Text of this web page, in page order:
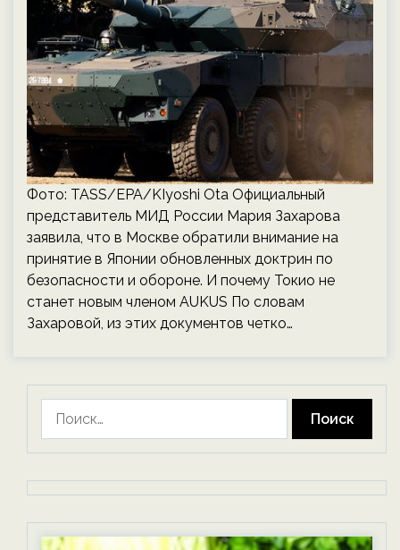
Фото: TASS/EPA/KIyoshi Ota Официальный
представитель МИД России Мария Захарова
заявила, что в Москве обратили внимание на
принятие в Японии обновленных доктрин по
безопасности и обороне. И почему Токио не
станет новым членом AUKUS По словам
Захаровой, из этих документов четко…